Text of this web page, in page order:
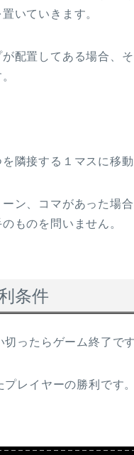
いていきます。
配置してある場合、
隣接する１マスに移動
ン、コマがあった場
ものを問いません。
条件
ったらゲーム終了です
レイヤーの勝利です。